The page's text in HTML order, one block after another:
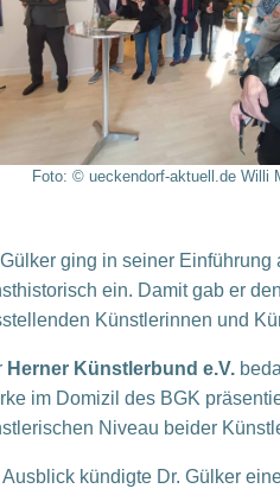
Foto: © ueckendorf-aktuell.de Willi
Gülker ging in seiner
ein. Damit gab er
Künstlerinnen und
Herner Künstlerbund e.V.
im Domizil des BGK
Niveau beider
kündigte Dr. Gülker